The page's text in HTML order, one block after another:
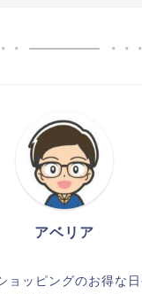
アベリア
ョッピングのお得な